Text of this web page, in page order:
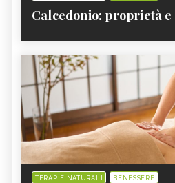
Calcedonio: proprietà
TERAPIE NATURALI BENESSERE